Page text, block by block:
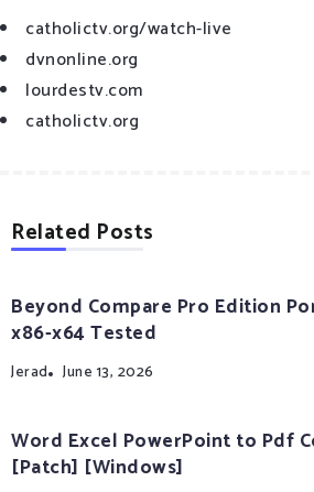
catholictv.org/watch-live
dvnonline.org
lourdestv.com
catholictv.org
Related Posts
Beyond Compare Pro Edition
x86-x64 Tested
Jerad June 13, 2026
Word Excel PowerPoint to Pdf
[Patch] [Windows]